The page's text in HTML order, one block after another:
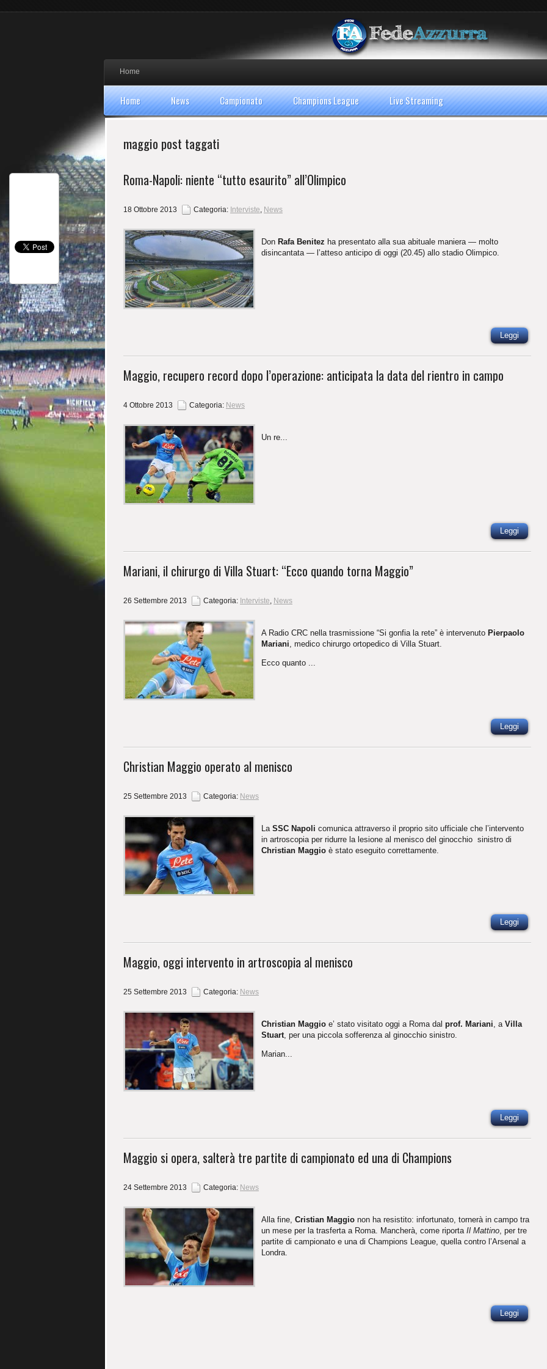
Home
Home News Campionato Champions League Live Streaming
maggio post taggati
Roma-Napoli: niente “tutto esaurito” all’Olimpico
18 Ottobre 2013 Categoria: Interviste, News
Don Rafa Benitez ha presentato alla sua abituale maniera — molto
disincantata — l’atteso anticipo di oggi (20.45) allo stadio Olimpico.
Leggi
Maggio, recupero record dopo l’operazione: anticipata la data del rientro in campo
4 Ottobre 2013 Categoria: News
Un re...
Leggi
Mariani, il chirurgo di Villa Stuart: “Ecco quando torna Maggio”
26 Settembre 2013 Categoria: Interviste, News
A Radio CRC nella trasmissione “Si gonfia la rete” è intervenuto Pierpaolo
Mariani, medico chirurgo ortopedico di Villa Stuart.
Ecco quanto ...
Leggi
Christian Maggio operato al menisco
25 Settembre 2013 Categoria: News
La SSC Napoli comunica attraverso il proprio sito ufficiale che l’intervento
in artroscopia per ridurre la lesione al menisco del ginocchio sinistro di
Christian Maggio è stato eseguito correttamente.
Leggi
Maggio, oggi intervento in artroscopia al menisco
25 Settembre 2013 Categoria: News
Christian Maggio e’ stato visitato oggi a Roma dal prof. Mariani, a Villa
Stuart, per una piccola sofferenza al ginocchio sinistro.
Marian...
Leggi
Maggio si opera, salterà tre partite di campionato ed una di Champions
24 Settembre 2013 Categoria: News
Alla fine, Cristian Maggio non ha resistito: infortunato, tornerà in campo tra
un mese per la trasferta a Roma. Mancherà, come riporta Il Mattino, per tre
partite di campionato e una di Champions League, quella contro l’Arsenal a
Londra.
Leggi